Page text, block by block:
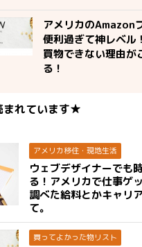
アメリカのAmazon
便利過ぎて神レベル
買物できない理由が
る！
れています★
アメリカ移住・現地生活
ウェブデザイナーでも
る！アメリカで仕事ゲ
調べた給料とかキャリ
て。
買ってよかった物リスト